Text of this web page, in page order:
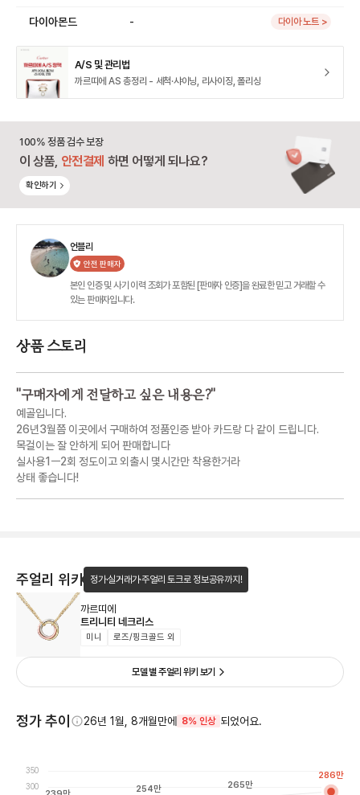
다이아몬드 - 다이아 노트 >
A/S 및 관리법
까르띠에 AS 총정리 - 세척·샤이닝, 리사이징, 폴리싱
100% 정품 검수 보장
이 상품, 안전결제 하면 어떻게 되나요?
확인하기
언블리
안전 판매자
본인 인증 및 사기 이력 조회가 포함된 [판매자 인증]을 완료한 믿고 거래할 수
있는 판매자입니다.
상품 스토리
"구매자에게 전달하고 싶은 내용은?"
예골입니다.
26년3월쯤 이곳에서 구매하여 정품인증 받아 카드랑 다 같이 드립니다.
목걸이는 잘 안하게 되어 판매합니다
실사용1ㅡ2회 정도이고 외출시 몇시간만 착용한거라
상태 좋습니다!
주얼리 위키 정가·실거래가·주얼리 토크로 정보공유까지!
까르띠에
트리니티 네크리스
미니 로즈/핑크골드 외
모델 별 주얼리 위키 보기
정가 추이 26년 1월, 8개월만에 8% 인상 되었어요.
300
350
254만 265만
286만